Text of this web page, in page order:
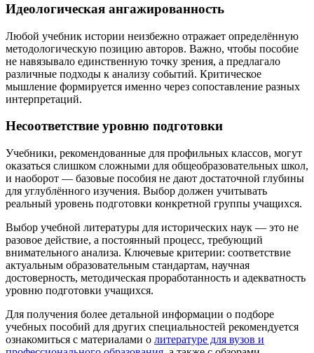
Идеологическая ангажированность
Любой учебник истории неизбежно отражает определённую
методологическую позицию авторов. Важно, чтобы пособие
не навязывало единственную точку зрения, а предлагало
различные подходы к анализу событий. Критическое
мышление формируется именно через сопоставление разных
интерпретаций.
Несоответствие уровню подготовки
Учебники, рекомендованные для профильных классов, могут
оказаться слишком сложными для общеобразовательных школ,
и наоборот — базовые пособия не дают достаточной глубины
для углублённого изучения. Выбор должен учитывать
реальный уровень подготовки конкретной группы учащихся.
Выбор учебной литературы для исторических наук — это не
разовое действие, а постоянный процесс, требующий
внимательного анализа. Ключевые критерии: соответствие
актуальным образовательным стандартам, научная
достоверность, методическая проработанность и адекватность
уровню подготовки учащихся.
Для получения более детальной информации о подборе
учебных пособий для других специальностей рекомендуется
ознакомиться с материалами о литературе для вузов и